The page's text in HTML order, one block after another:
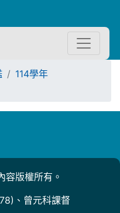
114學年
容版權所有。
、曾元科課督